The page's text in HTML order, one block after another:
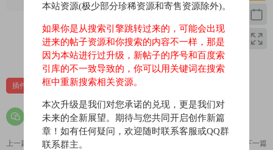
All FLUX:: Plug-ins in a comprehensive bundle for any situations
and demands, providing the tools required for achieving a great
sounding result.
Alchemist
BitterSweet Pro
EVO:: Series Pack
0 0
插件 效果器
上一篇 下一篇
本站资源(极少部分珍稀资源和寄售资源除外)。
如果你是从搜索引擎跳转过来的，可能会出现
进来的帖子资源和你搜索的内容不一样，那是
因为本站进行过升级，新帖子的序号和百度索
引库的不一致导致的，你可以用关键词在搜索
框中重新搜索相关资源。
本次升级是我们对您承诺的兑现，更是我们对
未来的全新展望。期待与您共同开启创作新篇
章！如有任何疑问，欢迎随时联系客服或QQ群
联系群主。